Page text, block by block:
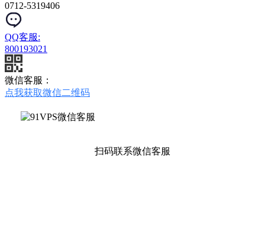
0712-5319406
QQ客服:
800193021
微信客服：
点我获取微信二维码
扫码联系微信客服